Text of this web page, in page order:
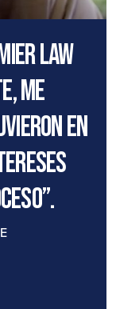
Law
me
en